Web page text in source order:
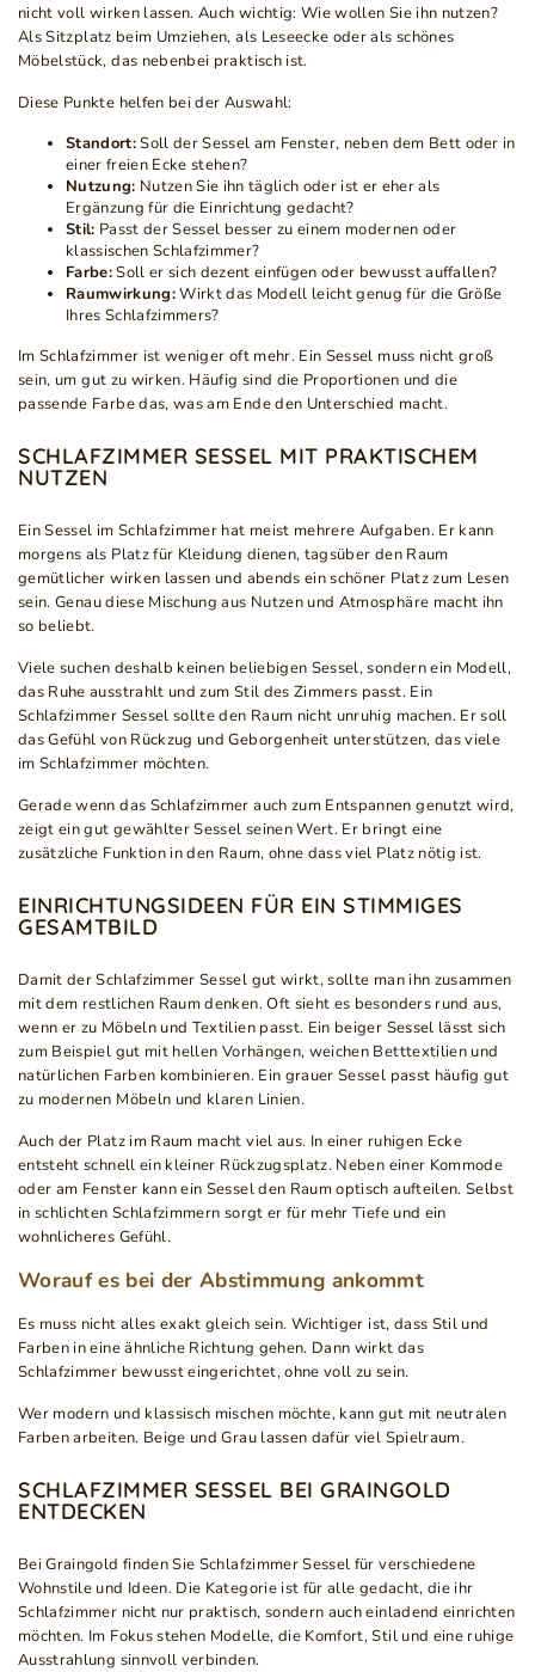
nicht voll wirken lassen. Auch wichtig: Wie wollen Sie ihn nutzen?
Als Sitzplatz beim Umziehen, als Leseecke oder als schönes
Möbelstück, das nebenbei praktisch ist.
Diese Punkte helfen bei der Auswahl:
Standort:Soll der Sessel am Fenster, neben dem Bett oder in
einer freien Ecke stehen?
Nutzung: Nutzen Sie ihn täglich oder ist er eher als
Ergänzung für die Einrichtung gedacht?
Stil: Passt der Sessel besser zu einem modernen oder
klassischen Schlafzimmer?
Farbe:Soll er sich dezent einfügen oder bewusst auffallen?
Raumwirkung:Wirkt das Modell leicht genug für die Größe
Ihres Schlafzimmers?
Im Schlafzimmer ist weniger oft mehr. Ein Sessel muss nicht groß
sein, um gut zu wirken. Häufig sind die Proportionen und die
passende Farbe das, was am Ende den Unterschied macht.
SCHLAFZIMMER SESSEL MIT PRAKTISCHEM
NUTZEN
Ein Sessel im Schlafzimmer hat meist mehrere Aufgaben. Er kann
morgens als Platz für Kleidung dienen, tagsüber den Raum
gemütlicher wirken lassen und abends ein schöner Platz zum Lesen
sein. Genau diese Mischung aus Nutzen und Atmosphäre macht ihn
so beliebt.
Viele suchen deshalb keinen beliebigen Sessel, sondern ein Modell,
das Ruhe ausstrahlt und zum Stil des Zimmers passt. Ein
Schlafzimmer Sessel sollte den Raum nicht unruhig machen. Er soll
das Gefühl von Rückzug und Geborgenheit unterstützen, das viele
im Schlafzimmer möchten.
Gerade wenn das Schlafzimmer auch zum Entspannen genutzt wird,
zeigt ein gut gewählter Sessel seinen Wert. Er bringt eine
zusätzliche Funktion in den Raum, ohne dass viel Platz nötig ist.
EINRICHTUNGSIDEEN FÜR EIN STIMMIGES
GESAMTBILD
Damit der Schlafzimmer Sessel gut wirkt, sollte man ihn zusammen
mit dem restlichen Raum denken. Oft sieht es besonders rund aus,
wenn er zu Möbeln und Textilien passt. Ein beiger Sessel lässt sich
zum Beispiel gut mit hellen Vorhängen, weichen Betttextilien und
natürlichen Farben kombinieren. Ein grauer Sessel passt häufig gut
zu modernen Möbeln und klaren Linien.
Auch der Platz im Raum macht viel aus. In einer ruhigen Ecke
entsteht schnell ein kleiner Rückzugsplatz. Neben einer Kommode
oder am Fenster kann ein Sessel den Raum optisch aufteilen. Selbst
in schlichten Schlafzimmern sorgt er für mehr Tiefe und ein
wohnlicheres Gefühl.
Worauf es bei der Abstimmung ankommt
Es muss nicht alles exakt gleich sein. Wichtiger ist, dass Stil und
Farben in eine ähnliche Richtung gehen. Dann wirkt das
Schlafzimmer bewusst eingerichtet, ohne voll zu sein.
Wer modern und klassisch mischen möchte, kann gut mit neutralen
Farben arbeiten. Beige und Grau lassen dafür viel Spielraum.
SCHLAFZIMMER SESSEL BEI GRAINGOLD
ENTDECKEN
Bei Graingold finden Sie Schlafzimmer Sessel für verschiedene
Wohnstile und Ideen. Die Kategorie ist für alle gedacht, die ihr
Schlafzimmer nicht nur praktisch, sondern auch einladend einrichten
möchten. Im Fokus stehen Modelle, die Komfort, Stil und eine ruhige
Ausstrahlung sinnvoll verbinden.